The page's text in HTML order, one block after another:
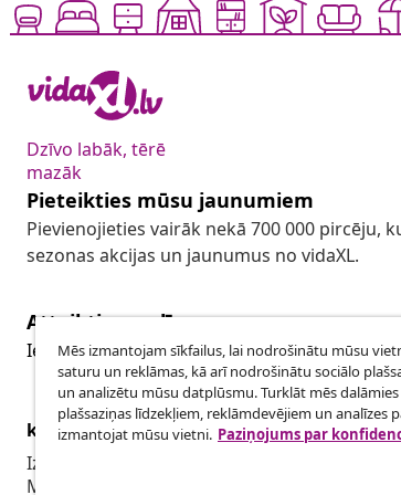
Dzīvo labāk, tērē
mazāk
Pieteikties mūsu jaunumiem
Pievienojieties vairāk nekā 700 000 pircēju,
sezonas akcijas un jaunumus no vidaXL.
Atteikties no līguma
Iesniegt pieprasījumu par atteikšanos no
klientu apkalpoanaš
Izsekot savu pasūtījumu
Mans konts
Mēs izmantojam sīkfailus, lai nodrošinātu mūsu
saturu un reklāmas, kā arī nodrošinātu sociālo
un analizētu mūsu datplūsmu. Turklāt mēs
plašsaziņas līdzekļiem, reklāmdevējiem un analīzes
izmantojat mūsu vietni. Paziņojums par